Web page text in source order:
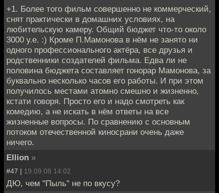
+1. Более того фильм совершенно не коммерческий,
снят практически в домашних условиях, на
любительскую камеру. Общий бюджет что-то около
3000 у.е. :) Кроме П.Мамонова в нём не занято ни
одного профессионального актёра, все друзья и
родственники создателей фильма. Едва ли не
половина бюджета составляет гонорар Мамонова, за
буквально несколько часов его работы. И при этом
получилось местами атомно смешно и жизненно,
кстати говоря. Просто его и надо смотреть как
комедию, а не искать в нём ответы на все
жизненные вопросы. По сравнению с основным
потоком отечественной киносрани очень даже
ничего.
Ellion »
#47 | 19.09.08 14:02
ДЮ, чем "Пыль" не по вкусу?